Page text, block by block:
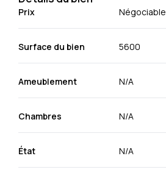
Prix Négociable
Surface du bien 5600
État N/A
Chambres N/A
Ameublement N/A